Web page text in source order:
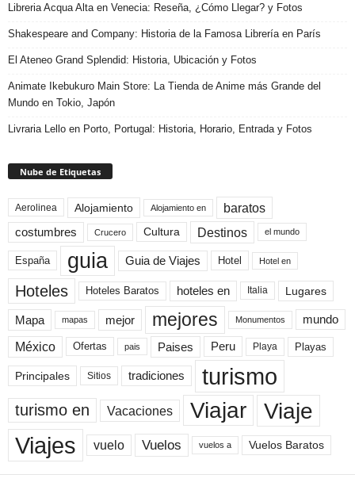
Libreria Acqua Alta en Venecia: Reseña, ¿Cómo Llegar? y Fotos
Shakespeare and Company: Historia de la Famosa Librería en París
El Ateneo Grand Splendid: Historia, Ubicación y Fotos
Animate Ikebukuro Main Store: La Tienda de Anime más Grande del
Mundo en Tokio, Japón
Livraria Lello en Porto, Portugal: Historia, Horario, Entrada y Fotos
Nube de Etiquetas
Aerolinea Alojamiento Alojamiento en baratos
costumbres Crucero Cultura Destinos el mundo
España guia Guia de Viajes Hotel Hotel en
Hoteles Hoteles Baratos hoteles en Italia Lugares
Mapa mapas mejor mejores Monumentos mundo
México Ofertas pais Paises Peru Playa Playas
Principales Sitios tradiciones turismo
turismo en Vacaciones Viajar Viaje
Viajes vuelo Vuelos vuelos a Vuelos Baratos